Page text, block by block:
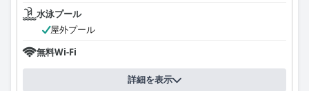
水泳プール
屋外プール
無料Wi-Fi
詳細を表示